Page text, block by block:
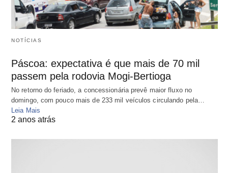
NOTÍCIAS
Páscoa: expectativa é que mais de 70 mil
passem pela rodovia Mogi-Bertioga
No retorno do feriado, a concessionária prevê maior fluxo no
domingo, com pouco mais de 233 mil veículos circulando pela…
Leia Mais
2 anos atrás